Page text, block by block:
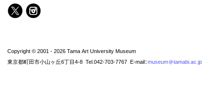
Copyright © 2001 - 2026 Tama Art University Museum
東京都町田市小山ヶ丘6丁目4-8 Tel.042-703-7767 E-mail:museum@tamabi.ac.jp